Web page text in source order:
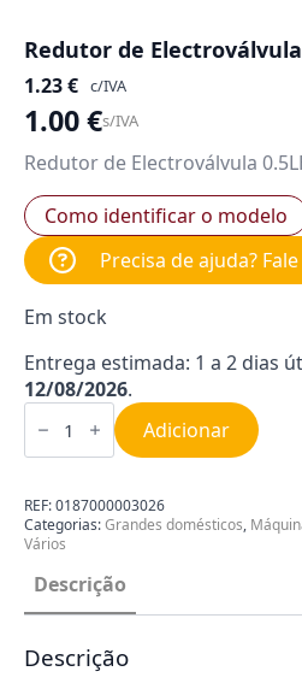
Redutor de
1.23€ c/IVA
1.00€s/IVA
Redutor de Electroválvula
Como identificar o modelo
Precisa de ajuda?
Em stock
Entrega estimada: 1 a 2 dias
12/08/2026.
Quantidade
de
de
0.5LH
Adicionar
REF:0187000003026
Categorias:Grandes domésticos,
Vários
Descrição
Descrição